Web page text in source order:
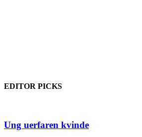
EDITOR PICKS
Ung uerfaren kvinde